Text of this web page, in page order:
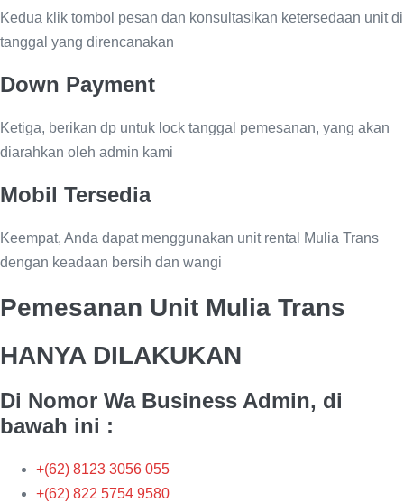
Kedua klik tombol pesan dan konsultasikan ketersedaan unit di
tanggal yang direncanakan
Down Payment
Ketiga, berikan dp untuk lock tanggal pemesanan, yang akan
diarahkan oleh admin kami
Mobil Tersedia
Keempat, Anda dapat menggunakan unit rental Mulia Trans
dengan keadaan bersih dan wangi
Pemesanan Unit Mulia Trans
HANYA DILAKUKAN
Di Nomor Wa Business Admin, di
bawah ini :
+(62) 8123 3056 055
+(62) 822 5754 9580